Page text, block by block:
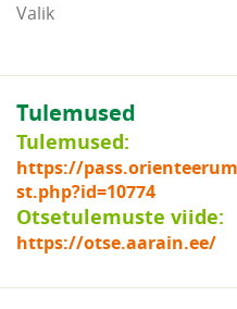
Valik
Tulemused
Tulemused:
https://
st.php?id=10774
Otsetulemuste viide:
https://otse.aarain.ee/